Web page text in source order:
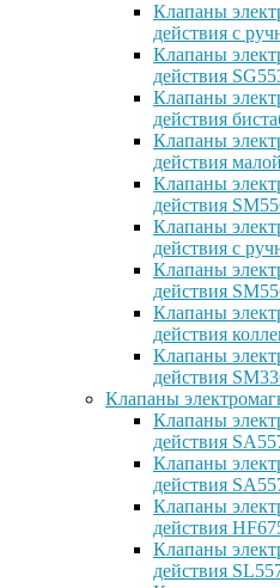
Клапаны
действия с
Клапаны
действия
Клапаны
действия
Клапаны
действия
Клапаны
действия
Клапаны
действия с
Клапаны
действия
Клапаны
дейcтвия
Клапаны
действия
Клапаны
Клапаны
действия
Клапаны
действия
Клапаны
действия
Клапаны
действия